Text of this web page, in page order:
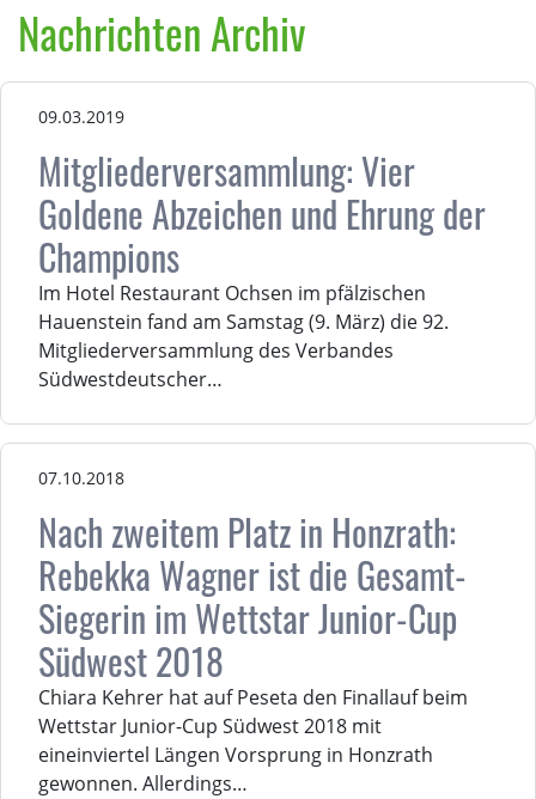
Nachrichten Archiv
09.03.2019
Mitgliederversammlung: Vier
Goldene Abzeichen und Ehrung der
Champions
Im Hotel Restaurant Ochsen im pfälzischen
Hauenstein fand am Samstag (9. März) die 92.
Mitgliederversammlung des Verbandes
Südwestdeutscher…
07.10.2018
Nach zweitem Platz in Honzrath:
Rebekka Wagner ist die Gesamt-
Siegerin im Wettstar Junior-Cup
Südwest 2018
Chiara Kehrer hat auf Peseta den Finallauf beim
Wettstar Junior-Cup Südwest 2018 mit
eineinviertel Längen Vorsprung in Honzrath
gewonnen. Allerdings…